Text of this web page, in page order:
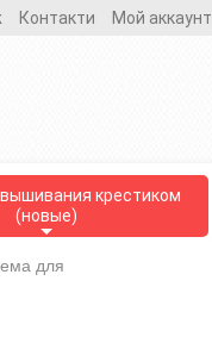
Контакти Мой аккаунт
крестиком
(новые)
для